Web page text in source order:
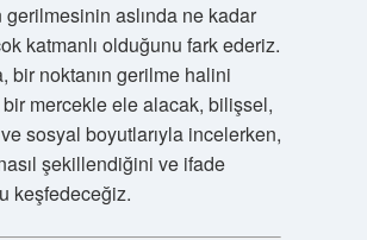
gerilmesinin aslında ne kadar
katmanlı olduğunu fark ederiz.
bir noktanın gerilme halini
mercekle ele alacak, bilişsel,
sosyal boyutlarıyla incelerken,
şekillendiğini ve ifade
keşfedeceğiz.